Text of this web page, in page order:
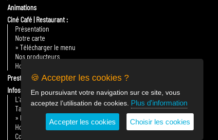
Animations
Ciné Café | Restaurant
Présentation
Notre carte
» Télécharger le menu
Nos producteurs
Horaires
Prestations
Infos Pratiques
L'association
Tarifs
» Billetterie en ligne
Horaires & plan d'accès
Contact
🍪 Accepter les cookies ?
En poursuivant votre navigation sur ce site, vous
acceptez l’utilisation de cookies. Plus d'information
Accepter les cookies Choisir les cookies